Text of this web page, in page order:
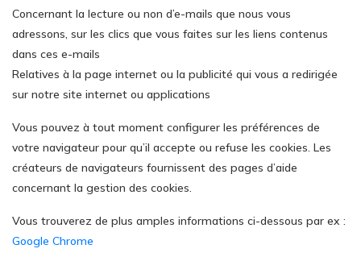
Concernant la lecture ou non d’e-mails que nous vous
adressons, sur les clics que vous faites sur les liens contenus
dans ces e-mails
Relatives à la page internet ou la publicité qui vous a redirigée
sur notre site internet ou applications
Vous pouvez à tout moment configurer les préférences de
votre navigateur pour qu’il accepte ou refuse les cookies. Les
créateurs de navigateurs fournissent des pages d’aide
concernant la gestion des cookies.
Vous trouverez de plus amples informations ci-dessous par ex :
Google Chrome